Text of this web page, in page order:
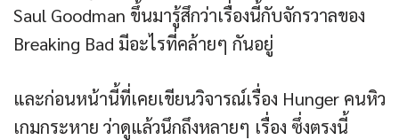
Saul Goodman ขึ้นมารู้สึกว่าเรื่องนี้กับจักรวาลของ
Breaking Bad มีอะไรที่คล้ายๆ กันอยู่
และก่อนหน้านี้ที่เคยเขียนวิจารณ์เรื่อง Hunger คนหิว
เกมกระหาย ว่าดูแล้วนึกถึงหลายๆ เรื่อง ซึ่งตรงนี้